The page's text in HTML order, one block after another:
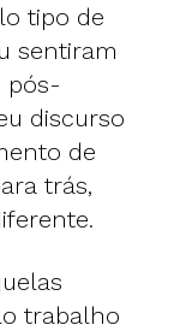
tipo de
sentiram
pós-
discurso
de
trás,
trabalho